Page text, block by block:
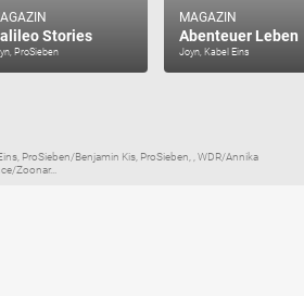
Stories
ProSieben
MAGAZIN
Abenteuer Leben
Joyn, Kabel Eins
ProSieben/Benjamin Kis, ProSieben, , WDR/Annika
Zoonar...